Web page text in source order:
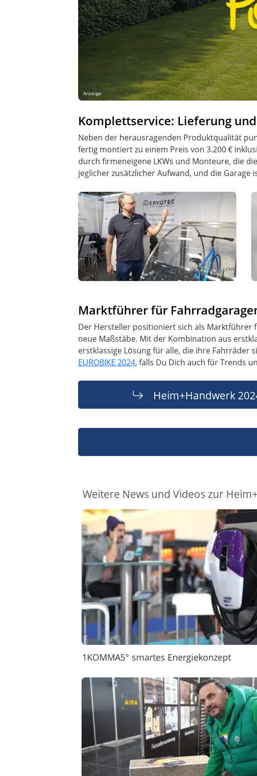
Anzeige
Komplettservice: Lieferung
Neben der herausragenden Produktqualität
fertig montiert zu einem Preis von 3.200 €
durch firmeneigene LKWs und Monteure, die
jeglicher zusätzlicher Aufwand, und die Garage
Marktführer für
Der Hersteller positioniert sich als Marktführer
neue Maßstäbe. Mit der Kombination aus
erstklassige Lösung für alle, die ihre Fahrräder
EUROBIKE 2024, falls Du Dich auch für Trends
Heim+Handwerk
Weitere News und Videos zur
1KOMMA5° smartes Energiekonzept